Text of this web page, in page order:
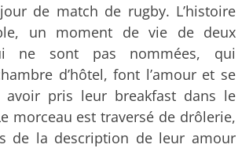
de match de rugby. L’histoire
un moment de vie de deux
ne sont pas nommées, qui
d’hôtel, font l’amour et se
avoir pris leur breakfast dans le
morceau est traversé de drôlerie,
de la description de leur amour